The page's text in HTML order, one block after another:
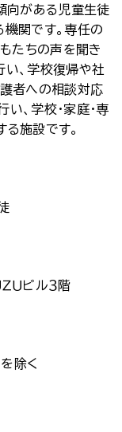
向がある児童生徒
関です。専任の
もたちの声を聞き
、学校復帰や社
者への相談対応
、学校・家庭・専
施設です。
Ｕビル３階
除く